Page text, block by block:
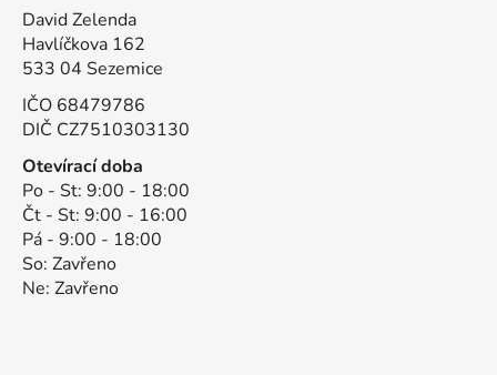
David Zelenda
Havlíčkova 162
533 04 Sezemice
IČO 68479786
DIČ CZ7510303130
Otevírací doba
Po - St: 9:00 - 18:00
Čt - St: 9:00 - 16:00
Pá - 9:00 - 18:00
So: Zavřeno
Ne: Zavřeno